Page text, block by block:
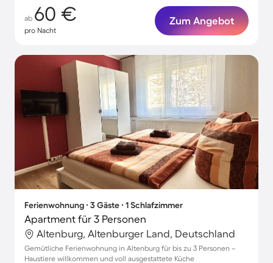
ab 60 €
pro Nacht
Zum Angebot
Ferienwohnung ∙ 3 Gäste ∙ 1 Schlafzimmer
Apartment für 3 Personen
Altenburg, Altenburger Land, Deutschland
Gemütliche Ferienwohnung in Altenburg für bis zu 3 Personen –
Haustiere willkommen und voll ausgestattete Küche